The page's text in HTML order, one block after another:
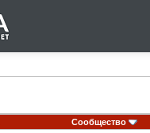
Сообщество